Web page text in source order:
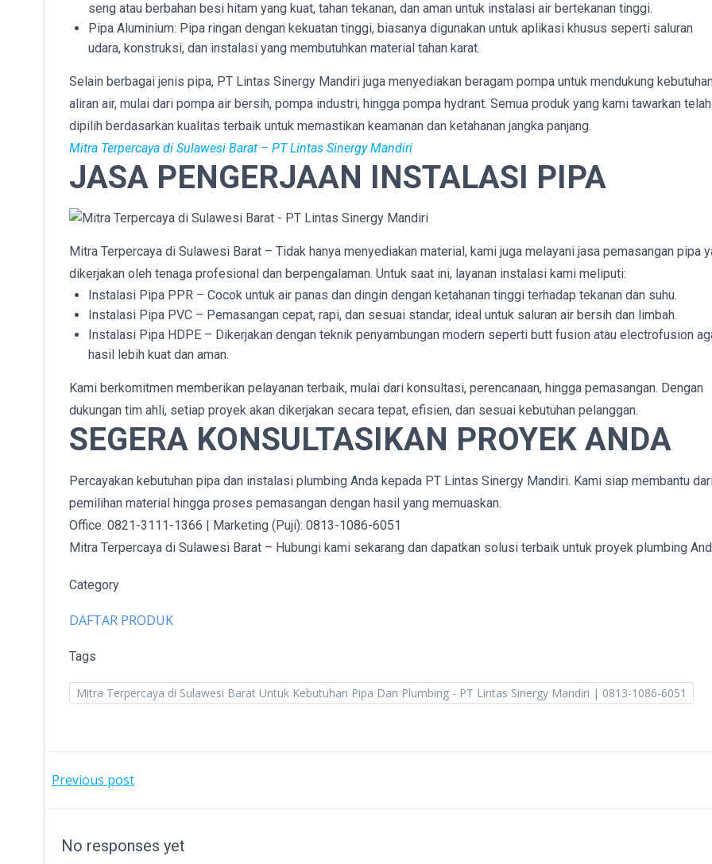
seng atau berbahan besi hitam yang kuat, tahan tekanan, dan aman untuk instalasi air bertekanan tinggi.
Pipa Aluminium: Pipa ringan dengan kekuatan tinggi, biasanya digunakan untuk aplikasi khusus seperti saluran
udara, konstruksi, dan instalasi yang membutuhkan material tahan karat.
Selain berbagai jenis pipa, PT Lintas Sinergy Mandiri juga menyediakan beragam pompa untuk mendukung
aliran air, mulai dari pompa air bersih, pompa industri, hingga pompa hydrant. Semua produk yang kami tawarkan telah
dipilih berdasarkan kualitas terbaik untuk memastikan keamanan dan ketahanan jangka panjang.
Mitra Terpercaya di Sulawesi Barat – PT Lintas Sinergy Mandiri
JASA PENGERJAAN INSTALASI PIPA
Mitra Terpercaya di Sulawesi Barat – Tidak hanya menyediakan material, kami juga melayani jasa pemasangan pipa
dikerjakan oleh tenaga profesional dan berpengalaman. Untuk saat ini, layanan instalasi kami meliputi:
Instalasi Pipa PPR – Cocok untuk air panas dan dingin dengan ketahanan tinggi terhadap tekanan dan suhu.
Instalasi Pipa PVC – Pemasangan cepat, rapi, dan sesuai standar, ideal untuk saluran air bersih dan limbah.
Instalasi Pipa HDPE – Dikerjakan dengan teknik penyambungan modern seperti butt fusion atau electrofusion
hasil lebih kuat dan aman.
Kami berkomitmen memberikan pelayanan terbaik, mulai dari konsultasi, perencanaan, hingga pemasangan. Dengan
dukungan tim ahli, setiap proyek akan dikerjakan secara tepat, efisien, dan sesuai kebutuhan pelanggan.
SEGERA KONSULTASIKAN PROYEK ANDA
Percayakan kebutuhan pipa dan instalasi plumbing Anda kepada PT Lintas Sinergy Mandiri. Kami siap membantu
pemilihan material hingga proses pemasangan dengan hasil yang memuaskan.
Office: 0821-3111-1366 | Marketing (Puji): 0813-1086-6051
Mitra Terpercaya di Sulawesi Barat – Hubungi kami sekarang dan dapatkan solusi terbaik untuk proyek plumbing
Category
DAFTAR PRODUK
Tags
Mitra Terpercaya di Sulawesi Barat Untuk Kebutuhan Pipa Dan Plumbing - PT Lintas Sinergy Mandiri | 0813-1086-6051
POST
Previous post
No responses yet